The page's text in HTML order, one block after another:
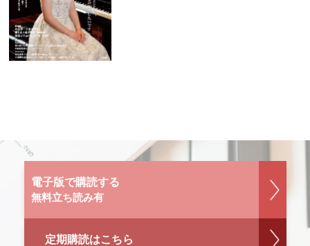
電子版で購読する
無料立ち読み有
定期購読はこちら